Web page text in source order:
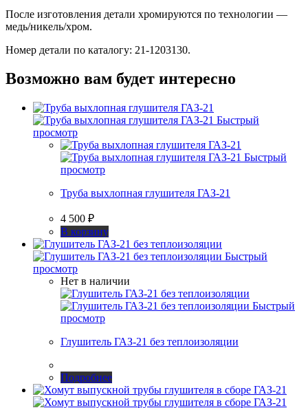
После изготовления детали хромируются по технологии —
медь/никель/хром.
Номер детали по каталогу: 21-1203130.
Возможно вам будет интересно
Быстрый
просмотр
Быстрый
просмотр
Труба выхлопная глушителя ГАЗ-21
4 500 ₽
В корзину
Быстрый
просмотр
Нет в наличии
Быстрый
просмотр
Глушитель ГАЗ-21 без теплоизоляции
Подробнее